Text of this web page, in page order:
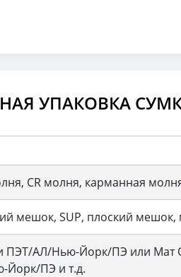
УПАКОВКА
CR молня, карманная
мешок, SUP, плоский
ПЭТ/АЛ/Нью-Йорк/ПЭ или Мат
Йорк/ПЭ и т.д.